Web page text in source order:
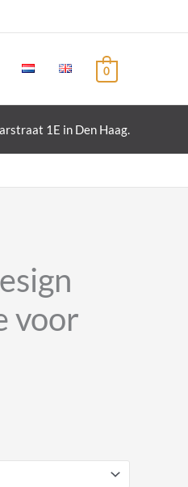
0
1E in Den Haag.
voor